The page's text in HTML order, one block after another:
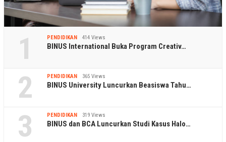
1 PENDIDIKAN 414 Views
BINUS International Buka Program Creativ…
2 PENDIDIKAN 365 Views
BINUS University Luncurkan Beasiswa Tahu…
3 PENDIDIKAN 319 Views
BINUS dan BCA Luncurkan Studi Kasus Halo…